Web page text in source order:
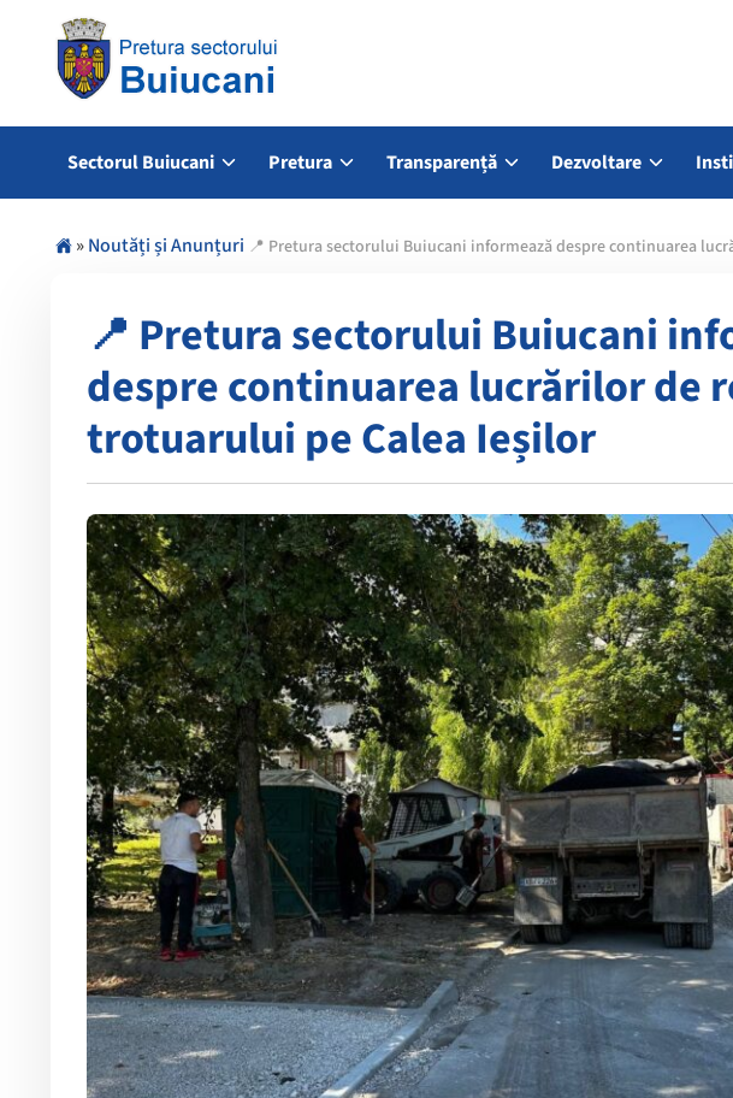
Sectorul Buiucani Pretura Transparență Dezvoltare
»Noutăți și Anunțuri 📍 Pretura sectorului Buiucani informează despre continuarea
📍 Pretura sectorului Buiucani
despre continuarea lucrărilor de
trotuarului pe Calea Ieșilor